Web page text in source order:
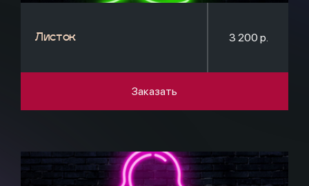
Листок 3 200 р.
Заказать